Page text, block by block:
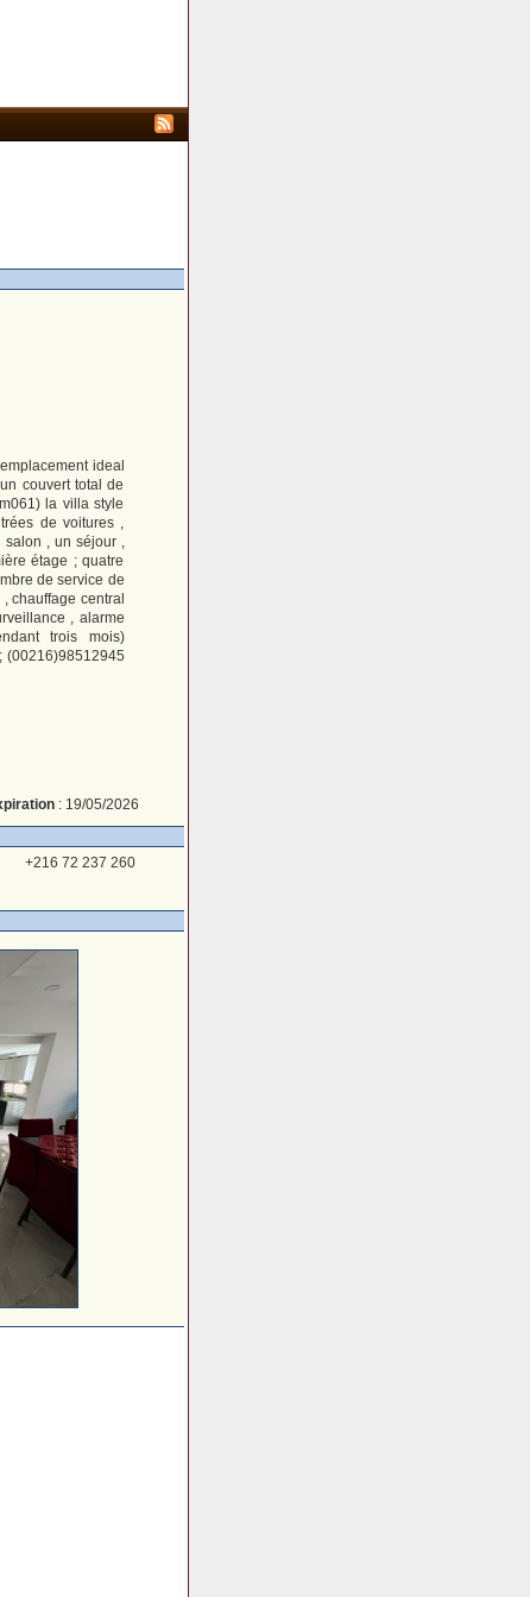
ideal
couvert total de
la villa style
de voitures ,
salon , un séjour ,
étage ; quatre
de service de
chauffage central
, alarme
trois mois)
(00216)98512945
: 19/05/2026
+216 72 237 260